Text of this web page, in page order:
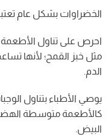
الخضراوات بشكل عام
احرص على تناول الأطعمة
مثل خبز القمح؛ لأنها
الدم.
يوصي الأطباء بتناول
كالأطعمة متوسطة
البيض.